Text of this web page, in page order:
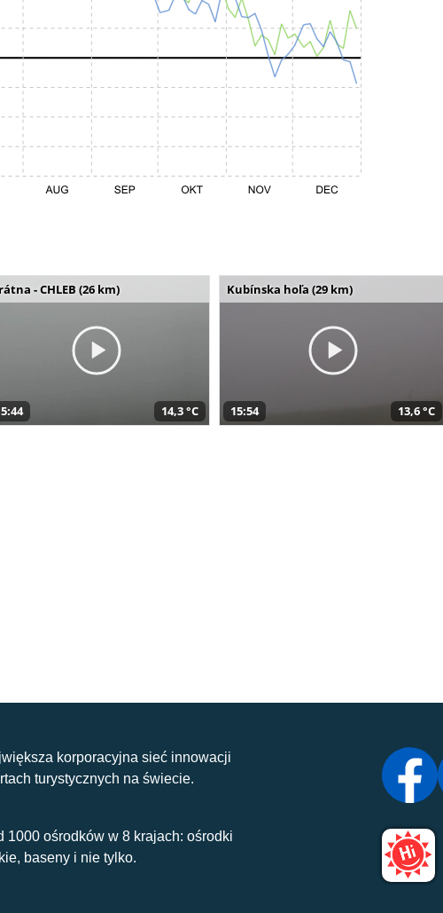
- CHLEB (26 km)
14,3 °C
Kubínska hoľa (29 km)
15:54 13,6 °C
korporacyjna sieć innowacji
turystycznych na świecie.
1000 ośrodków w 8 krajach: ośrodki
baseny i nie tylko.